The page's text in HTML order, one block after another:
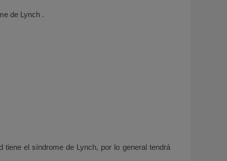
de Lynch .
el síndrome de Lynch, por lo general tendrá